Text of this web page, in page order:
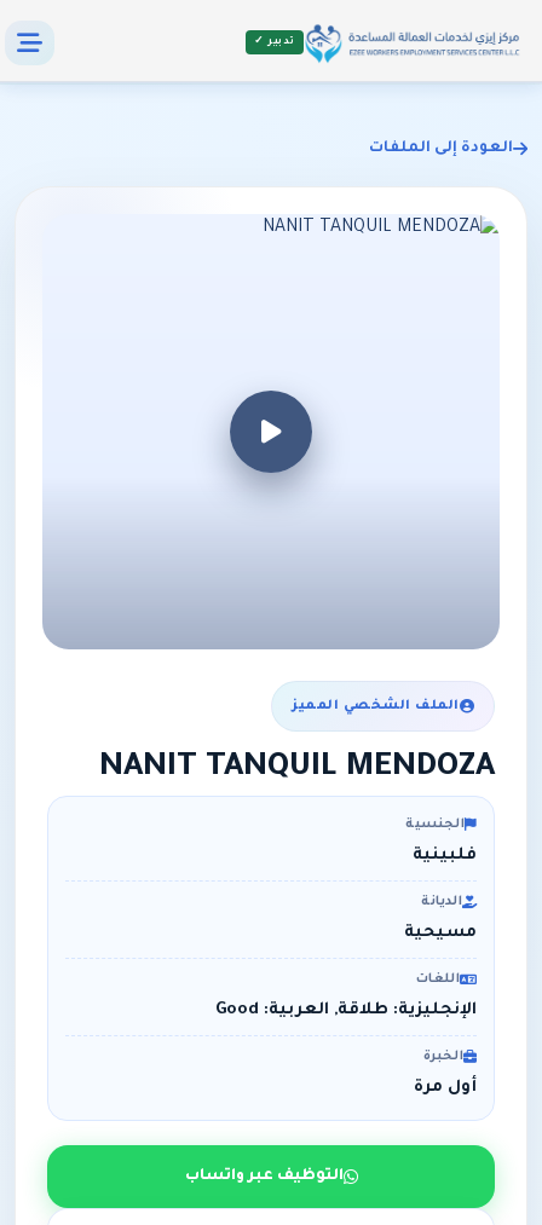
تدبير ✓
العودة إلى الملفات
الملف الشخصي المميز
NANIT TANQUIL MENDOZA
الجنسية
فلبينية
الديانة
مسيحية
اللغات
الإنجليزية: طلاقة, العربية: Good
الخبرة
أول مرة
التوظيف عبر واتساب